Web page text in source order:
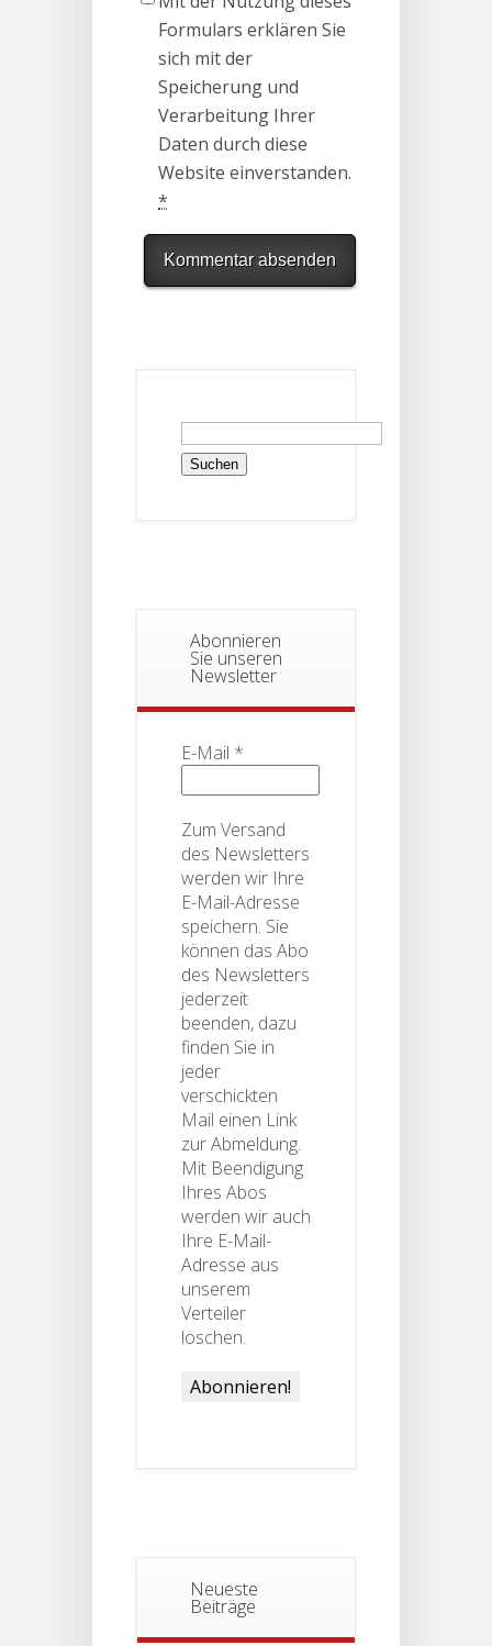
Formulars erklären Sie
sich mit der
Speicherung und
Verarbeitung Ihrer
Daten durch diese
Website einverstanden.
*
Suchen
nach:
Abonnieren
Sie unseren
Newsletter
E-Mail *
Zum Versand
des Newsletters
werden wir Ihre
E-Mail-Adresse
speichern. Sie
können das Abo
des Newsletters
jederzeit
beenden, dazu
finden Sie in
jeder
verschickten
Mail einen Link
zur Abmeldung.
Mit Beendigung
Ihres Abos
werden wir auch
Ihre E-Mail-
Adresse aus
unserem
Verteiler
löschen.
Neueste
Beiträge